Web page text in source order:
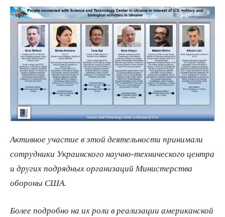
Активное участие в этой деятельности принимали
сотрудники Украинского научно-технического центра
и других подрядных организаций Министерства
обороны США.
Более подробно на их роли в реализации американской